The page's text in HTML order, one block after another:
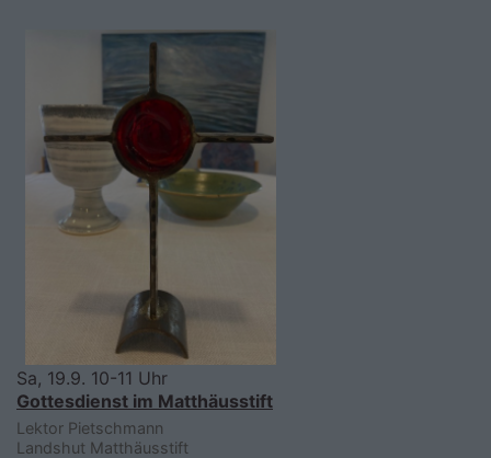
Sa, 19.9. 10-11 Uhr
Gottesdienst im Matthäusstift
Lektor Pietschmann
Landshut Matthäusstift